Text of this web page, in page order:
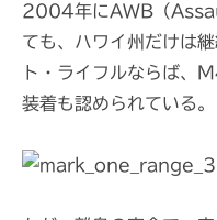
2004年にAWB（
ても、ハワイ州だけは
ト・ライフルならば
装着も認められている。